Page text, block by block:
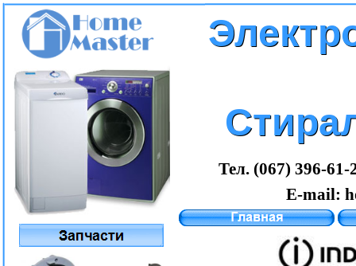
Тел. (067) 396-
E-mail: